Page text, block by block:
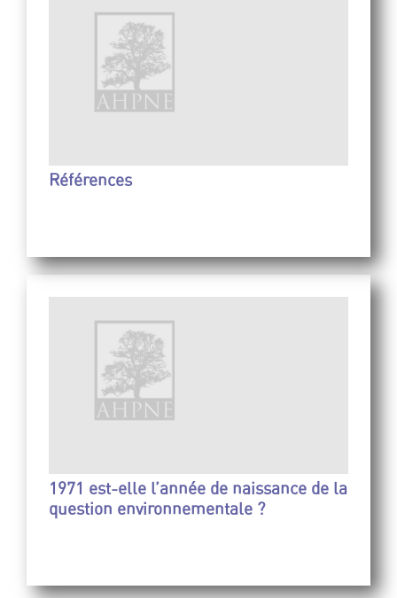
Références
1971 est-elle l’année de naissance de la
question environnementale ?